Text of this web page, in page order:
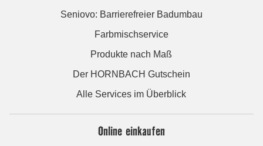
Seniovo: Barrierefreier Badumbau
Farbmischservice
Produkte nach Maß
Der HORNBACH Gutschein
Alle Services im Überblick
Online einkaufen